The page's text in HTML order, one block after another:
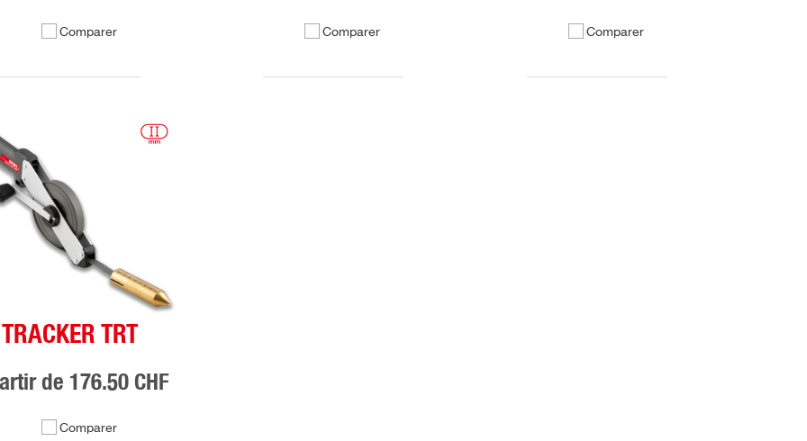
Comparer Comparer Comparer
TRACKER TRT
de 176.50 CHF
Comparer